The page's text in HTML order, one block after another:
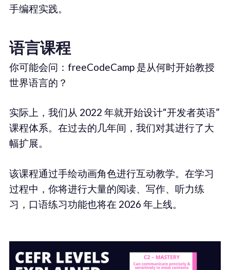
手编程实践。
语言课程
你可能会问：freeCodeCamp 是从何时开始教授
世界语言的？
实际上，我们从 2022 年就开始设计“开发者英语”
课程体系。在过去的几年间，我们对其进行了大
幅扩展。
该课程通过手绘动画角色进行互动教学。在学习
过程中，你将进行大量的阅读、写作、听力练
习，口语练习功能也将在 2026 年上线。